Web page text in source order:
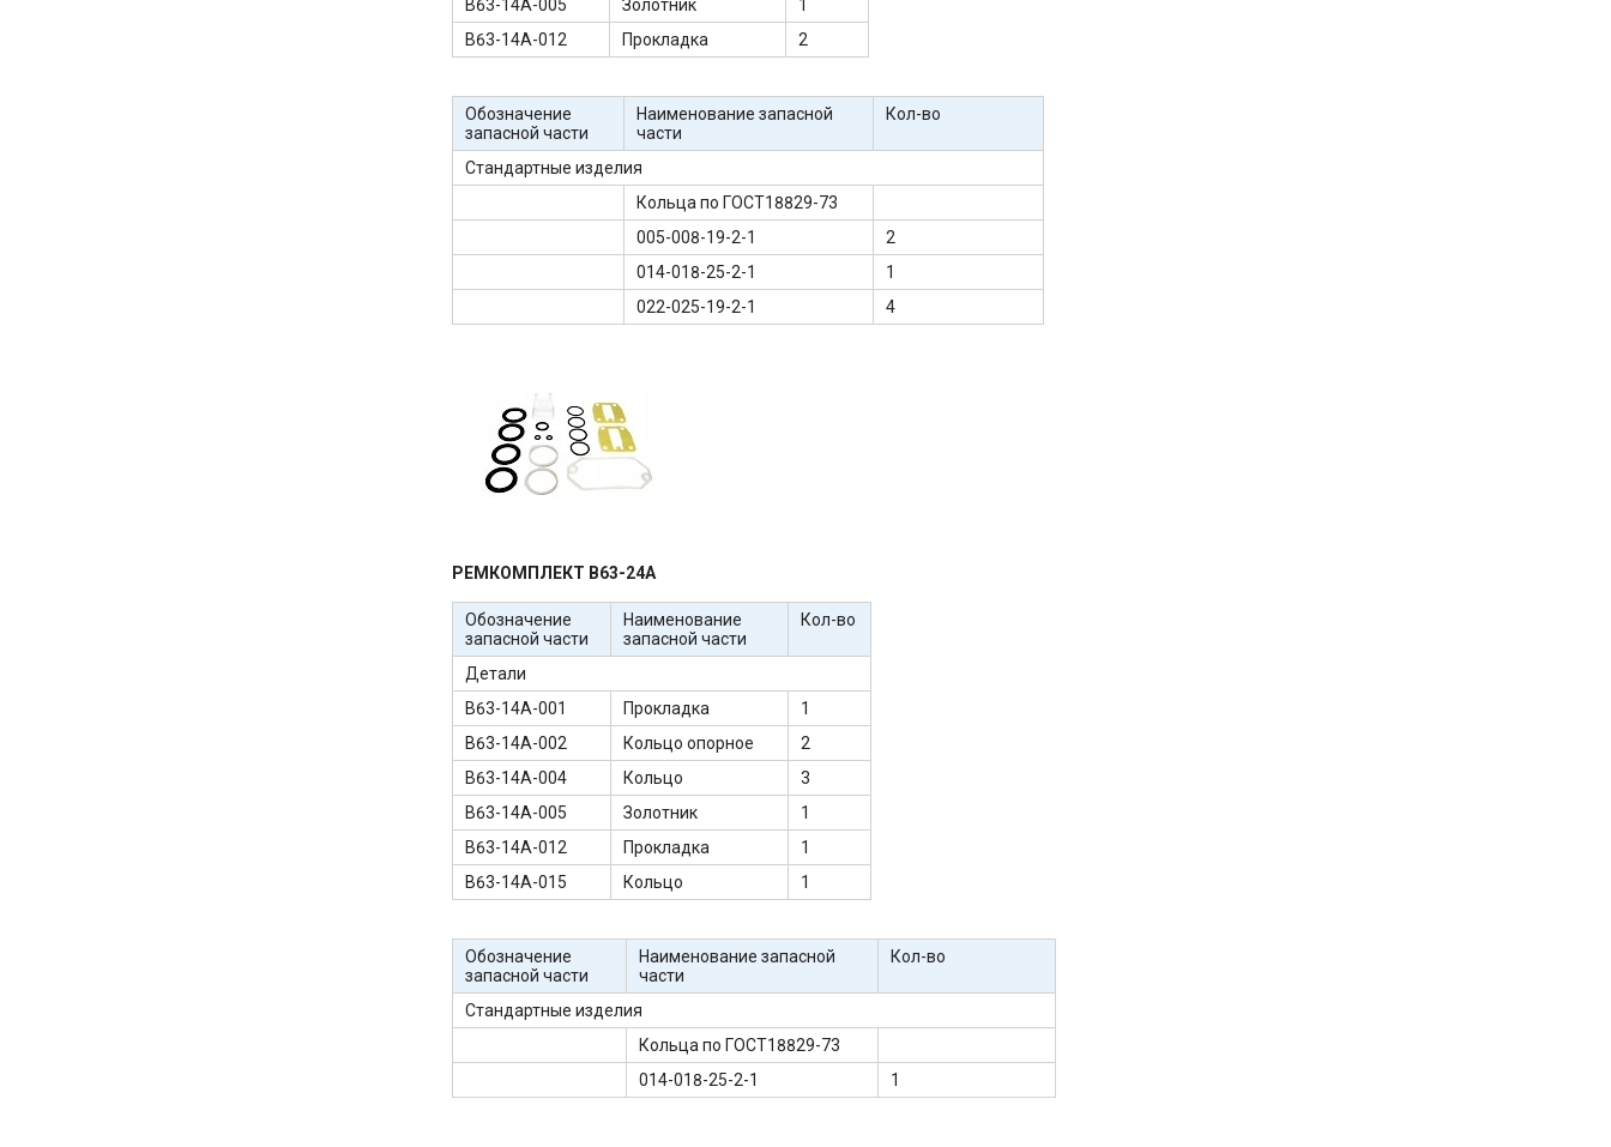
В63-14А-005
Золотник
1
В63-14А-012
Прокладка 2
Обозначение
запасной части
Наименование запасной
части
Кол-во
Стандартные изделия
Кольца по ГОСТ18829-73
005-008-19-2-1
2
014-018-25-2-1
1
022-025-19-2-1
4
РЕМКОМПЛЕКТ В63-24А
Обозначение
запасной части
Наименование
запасной части
Кол-во
Детали
В63-14А-001
Прокладка
1
В63-14А-002
Кольцо опорное
2
В63-14А-004
Кольцо
3
В63-14А-005
Золотник
1
В63-14А-012
Прокладка
1
В63-14А-015
Кольцо 1
Обозначение
запасной части
Наименование запасной
части
Кол-во
Стандартные изделия
Кольца по ГОСТ18829-73
014-018-25-2-1
1